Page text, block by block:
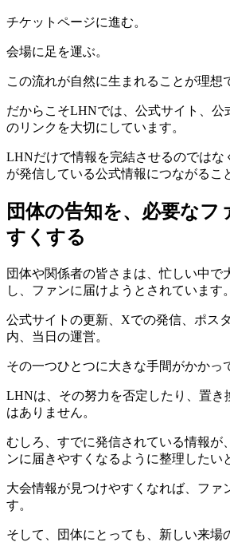
チケットページに進む。
会場に足を運ぶ。
この流れが自然に生まれることが理想
だからこそLHNでは、公式サイト、公
のリンクを大切にしています。
LHNだけで情報を完結させるのではな
が発信している公式情報につながるこ
団体の告知を、必要なフ
すくする
団体や関係者の皆さまは、忙しい中で
し、ファンに届けようとされています。
公式サイトの更新、Xでの発信、ポス
内、当日の運営。
その一つひとつに大きな手間がかかっ
LHNは、その努力を否定したり、置き
はありません。
むしろ、すでに発信されている情報が
ンに届きやすくなるように整理したい
大会情報が見つけやすくなれば、ファ
す。
そして、団体にとっても、新しい来場